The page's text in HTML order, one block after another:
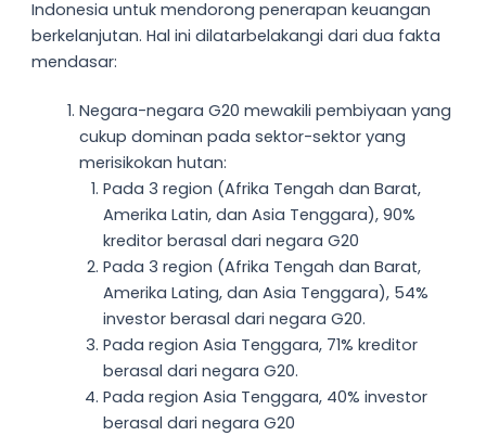
Indonesia untuk mendorong penerapan keuangan
berkelanjutan. Hal ini dilatarbelakangi dari dua fakta
mendasar:
Negara-negara G20 mewakili pembiyaan yang
cukup dominan pada sektor-sektor yang
merisikokan hutan:
Pada 3 region (Afrika Tengah dan Barat,
Amerika Latin, dan Asia Tenggara), 90%
kreditor berasal dari negara G20
Pada 3 region (Afrika Tengah dan Barat,
Amerika Lating, dan Asia Tenggara), 54%
investor berasal dari negara G20.
Pada region Asia Tenggara, 71% kreditor
berasal dari negara G20.
Pada region Asia Tenggara, 40% investor
berasal dari negara G20